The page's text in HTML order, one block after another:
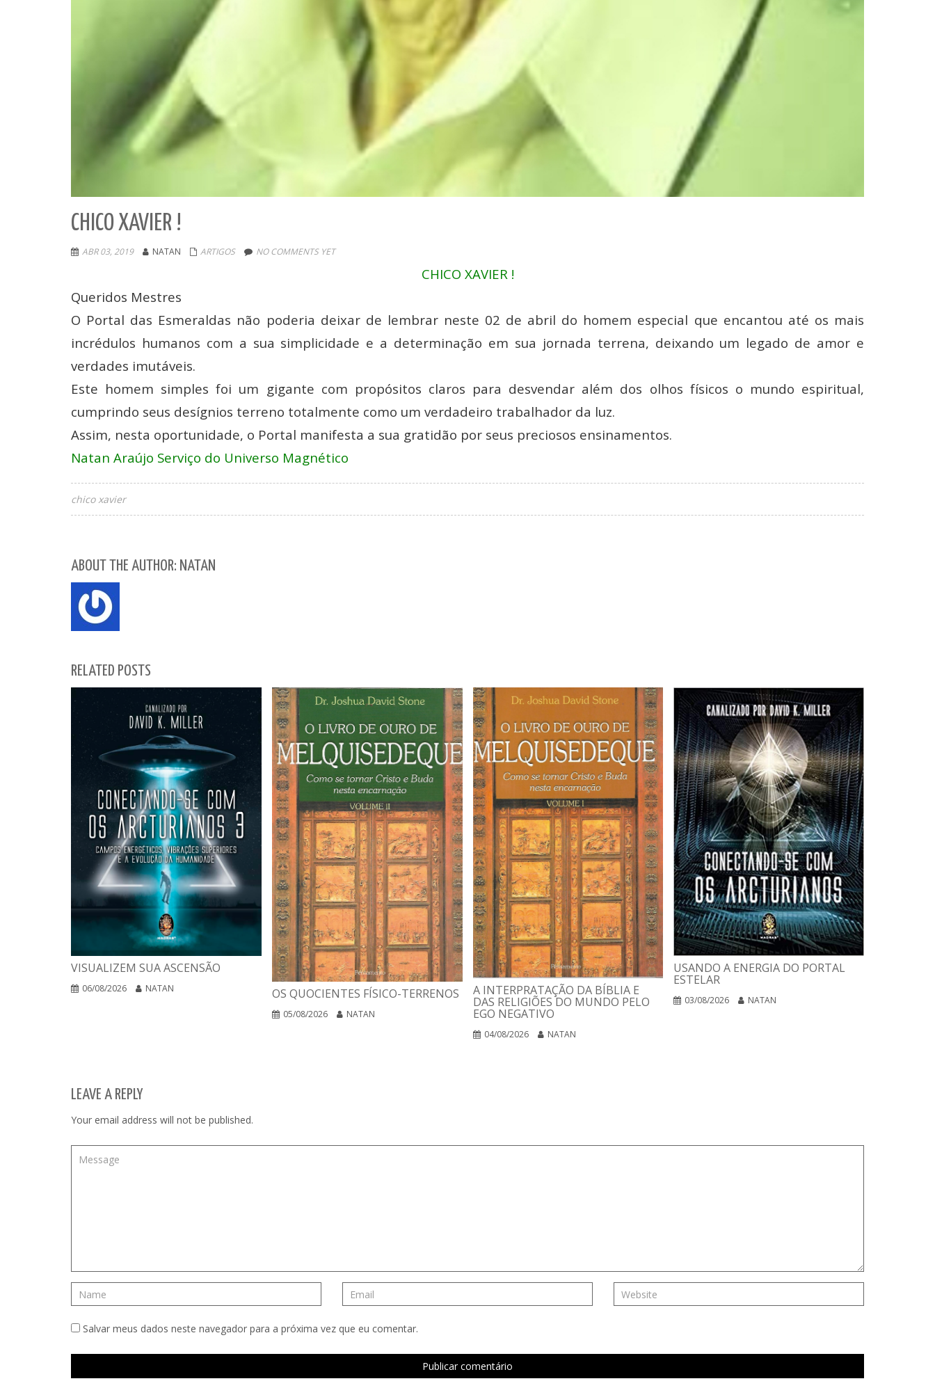
CHICO XAVIER !
ABR 03, 2019 NATAN ARTIGOS NO COMMENTS YET
CHICO XAVIER !
Queridos Mestres
O Portal das Esmeraldas não poderia deixar de lembrar neste 02 de abril do homem especial que encantou até os mais
incrédulos humanos com a sua simplicidade e a determinação em sua jornada terrena, deixando um legado de amor e
verdades imutáveis.
Este homem simples foi um gigante com propósitos claros para desvendar além dos olhos físicos o mundo espiritual,
cumprindo seus desígnios terreno totalmente como um verdadeiro trabalhador da luz.
Assim, nesta oportunidade, o Portal manifesta a sua gratidão por seus preciosos ensinamentos.
Natan Araújo Serviço do Universo Magnético
chico xavier
ABOUT THE AUTHOR: NATAN
RELATED POSTS
VISUALIZEM SUA ASCENSÃO
06/08/2026 NATAN OS QUOCIENTES FÍSICO-TERRENOS
05/08/2026 NATAN
A INTERPRATAÇÃO DA BÍBLIA E
DAS RELIGIÕES DO MUNDO PELO
EGO NEGATIVO
04/08/2026 NATAN
USANDO A ENERGIA DO PORTAL
ESTELAR
03/08/2026 NATAN
LEAVE A REPLY
Your email address will not be published.
Salvar meus dados neste navegador para a próxima vez que eu comentar.